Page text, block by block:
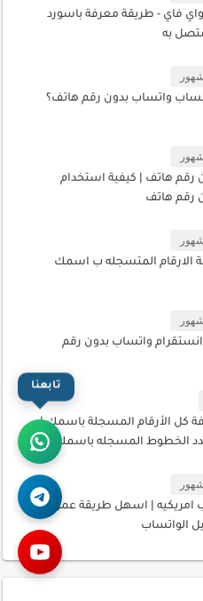
فاي - طريقة معرفة باسورد
به
واتساب بدون رقم هاتف؟
رقم هاتف | كيفية استخدام
رقم هاتف
الارقام المتسجله ب اسمك
واتساب بدون رقم
كل الأرقام المسجلة باسمك |
الخطوط المسجله باسمك
امريكيه | اسهل طريقة عمل رقم
الواتساب
تابعنا